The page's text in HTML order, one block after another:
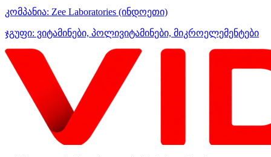
კომპანია: Zee Laboratories (ინდოეთი)
ჯგუფი: ვიტამინები, პოლივიტამინები, მიკროელემენტები